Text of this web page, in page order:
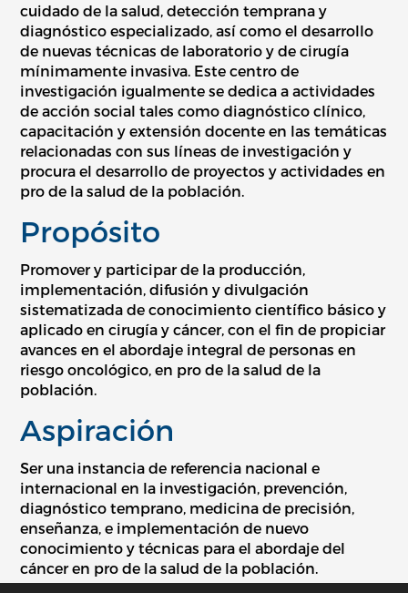
cuidado de la salud, detección temprana y
diagnóstico especializado, así como el desarrollo
de nuevas técnicas de laboratorio y de cirugía
mínimamente invasiva. Este centro de
investigación igualmente se dedica a actividades
de acción social tales como diagnóstico clínico,
capacitación y extensión docente en las temáticas
relacionadas con sus líneas de investigación y
procura el desarrollo de proyectos y actividades en
pro de la salud de la población.
Propósito
Promover y participar de la producción,
implementación, difusión y divulgación
sistematizada de conocimiento científico básico y
aplicado en cirugía y cáncer, con el fin de propiciar
avances en el abordaje integral de personas en
riesgo oncológico, en pro de la salud de la
población.
Aspiración
Ser una instancia de referencia nacional e
internacional en la investigación, prevención,
diagnóstico temprano, medicina de precisión,
enseñanza, e implementación de nuevo
conocimiento y técnicas para el abordaje del
cáncer en pro de la salud de la población.